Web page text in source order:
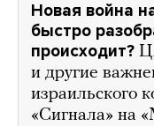
Новая война
быстро
происходит?
и другие
израильского
«Сигнала» на